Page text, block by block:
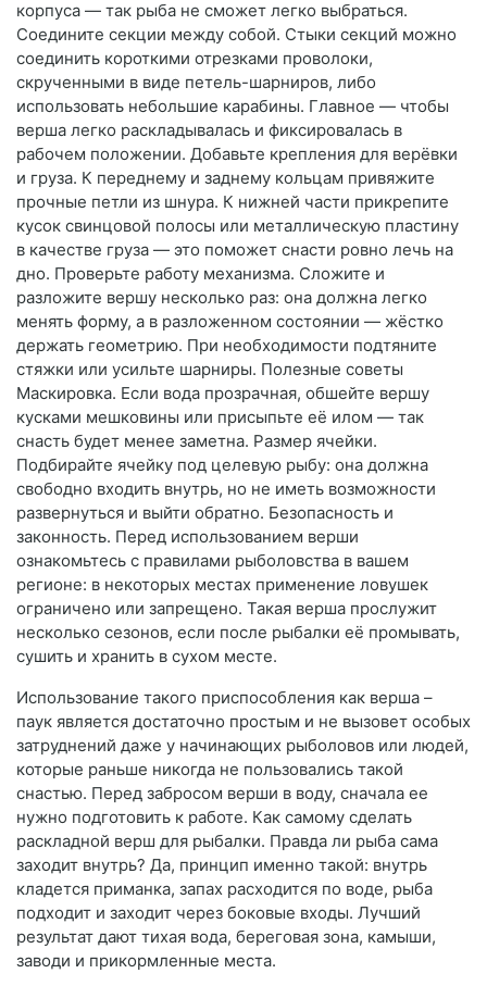
корпуса — так рыба не сможет легко выбраться.
Соедините секции между собой. Стыки секций можно
соединить короткими отрезками проволоки,
скрученными в виде петель-шарниров, либо
использовать небольшие карабины. Главное — чтобы
верша легко раскладывалась и фиксировалась в
рабочем положении. Добавьте крепления для верёвки
и груза. К переднему и заднему кольцам привяжите
прочные петли из шнура. К нижней части прикрепите
кусок свинцовой полосы или металлическую пластину
в качестве груза — это поможет снасти ровно лечь на
дно. Проверьте работу механизма. Сложите и
разложите вершу несколько раз: она должна легко
менять форму, а в разложенном состоянии — жёстко
держать геометрию. При необходимости подтяните
стяжки или усильте шарниры. Полезные советы
Маскировка. Если вода прозрачная, обшейте вершу
кусками мешковины или присыпьте её илом — так
снасть будет менее заметна. Размер ячейки.
Подбирайте ячейку под целевую рыбу: она должна
свободно входить внутрь, но не иметь возможности
развернуться и выйти обратно. Безопасность и
законность. Перед использованием верши
ознакомьтесь с правилами рыболовства в вашем
регионе: в некоторых местах применение ловушек
ограничено или запрещено. Такая верша прослужит
несколько сезонов, если после рыбалки её промывать,
сушить и хранить в сухом месте.
Использование такого приспособления как верша –
паук является достаточно простым и не вызовет особых
затруднений даже у начинающих рыболовов или людей,
которые раньше никогда не пользовались такой
снастью. Перед забросом верши в воду, сначала ее
нужно подготовить к работе. Как самому сделать
раскладной верш для рыбалки. Правда ли рыба сама
заходит внутрь? Да, принцип именно такой: внутрь
кладется приманка, запах расходится по воде, рыба
подходит и заходит через боковые входы. Лучший
результат дают тихая вода, береговая зона, камыши,
заводи и прикормленные места.